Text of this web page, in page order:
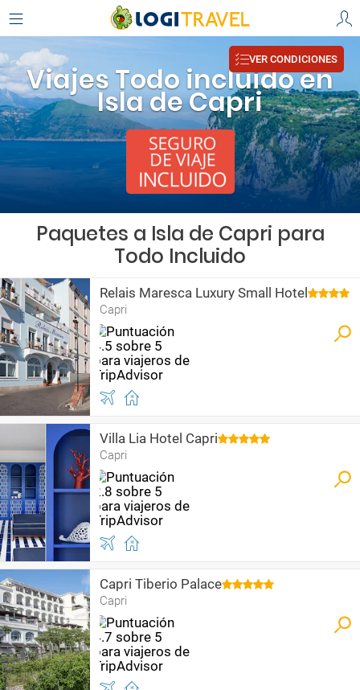
Viajes Todo incluido en
Isla de Capri
VER CONDICIONES
Paquetes a Isla de Capri para
Todo Incluido
Relais Maresca Luxury Small Hotel
Capri
Villa Lia Hotel Capri
Capri
Capri Tiberio Palace
Capri